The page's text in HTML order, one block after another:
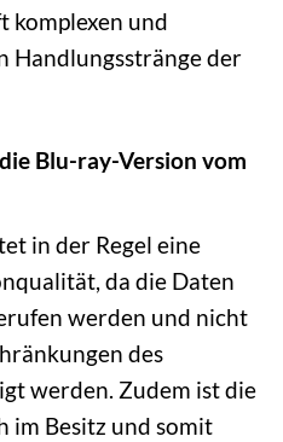
komplexen und
Handlungsstränge der
Blu-ray-Version vom
in der Regel eine
da die Daten
werden und nicht
des
werden. Zudem ist die
im Besitz und somit